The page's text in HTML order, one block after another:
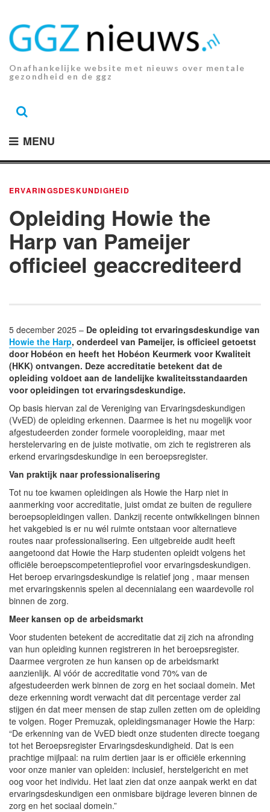
inhoud.
Onafhankelijke website met nieuws over mentale
gezondheid en de ggz
MENU
ERVARINGSDESKUNDIGHEID
Opleiding Howie the
Harp van Pameijer
officieel geaccrediteerd
5 december 2025 – De opleiding tot ervaringsdeskundige van
Howie the Harp, onderdeel van Pameijer, is officieel getoetst
door Hobéon en heeft het Hobéon Keurmerk voor Kwaliteit
(HKK) ontvangen. Deze accreditatie betekent dat de
opleiding voldoet aan de landelijke kwaliteitsstandaarden
voor opleidingen tot ervaringsdeskundige.
Op basis hiervan zal de Vereniging van Ervaringsdeskundigen
(VvED) de opleiding erkennen. Daarmee is het nu mogelijk voor
afgestudeerden zonder formele vooropleiding, maar met
herstelervaring en de juiste motivatie, om zich te registreren als
erkend ervaringsdeskundige in een beroepsregister.
Van praktijk naar professionalisering
Tot nu toe kwamen opleidingen als Howie the Harp niet in
aanmerking voor accreditatie, juist omdat ze buiten de reguliere
beroepsopleidingen vallen. Dankzij recente ontwikkelingen binnen
het vakgebied is er nu wél ruimte ontstaan voor alternatieve
routes naar professionalisering. Een uitgebreide audit heeft
aangetoond dat Howie the Harp studenten opleidt volgens het
officiële beroepscompetentieprofiel voor ervaringsdeskundigen.
Het beroep ervaringsdeskundige is relatief jong , maar mensen
met ervaringskennis spelen al decennialang een waardevolle rol
binnen de zorg.
Meer kansen op de arbeidsmarkt
Voor studenten betekent de accreditatie dat zij zich na afronding
van hun opleiding kunnen registreren in het beroepsregister.
Daarmee vergroten ze hun kansen op de arbeidsmarkt
aanzienlijk. Al vóór de accreditatie vond 70% van de
afgestudeerden werk binnen de zorg en het sociaal domein. Met
deze erkenning wordt verwacht dat dit percentage verder zal
stijgen én dat meer mensen de stap zullen zetten om de opleiding
te volgen. Roger Premuzak, opleidingsmanager Howie the Harp:
“De erkenning van de VvED biedt onze studenten directe toegang
tot het Beroepsregister Ervaringsdeskundigheid. Dat is een
prachtige mijlpaal: na ruim dertien jaar is er officiële erkenning
voor onze manier van opleiden: inclusief, herstelgericht en met
oog voor het individu. Het laat zien dat onze aanpak werkt en dat
ervaringsdeskundigen een onmisbare bijdrage leveren binnen de
zorg en het sociaal domein.”